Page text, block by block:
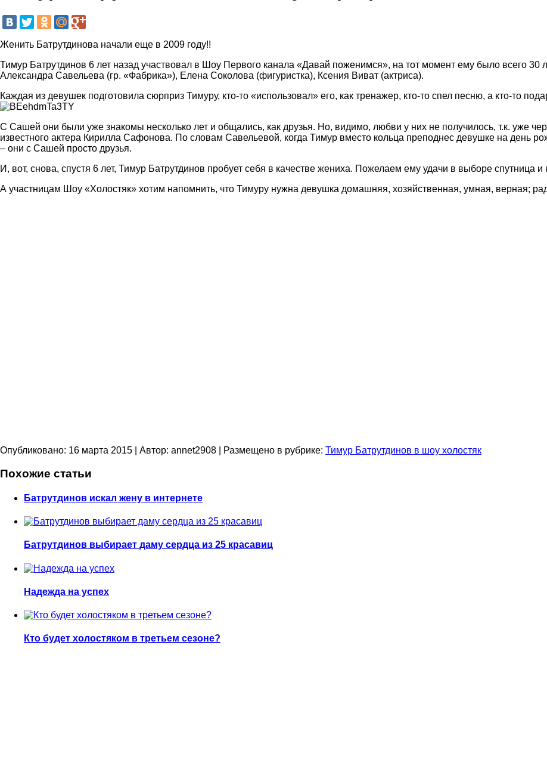
Женить Батрутдинова начали еще в 2009 году!!
Тимур Батрутдинов 6 лет назад участвовал в Шоу Первого канала «Давай поженимся», на тот момент ему было всего 30
Александра Савельева (гр. «Фабрика»), Елена Соколова (фигуристка), Ксения Виват (актриса).
Каждая из девушек подготовила сюрприз Тимуру, кто-то «использовал» его, как тренажер, кто-то спел песню, а кто-то
С Сашей они были уже знакомы несколько лет и общались, как друзья. Но, видимо, любви у них не получилось, т.к. уже
известного актера Кирилла Сафонова. По словам Савельевой, когда Тимур вместо кольца преподнес девушке на день
– они с Сашей просто друзья.
И, вот, снова, спустя 6 лет, Тимур Батрутдинов пробует себя в качестве жениха. Пожелаем ему удачи в выборе спутница
А участницам Шоу «Холостяк» хотим напомнить, что Тимуру нужна девушка домашняя, хозяйственная, умная, верная;
Опубликовано: 16 марта 2015 | Автор: annet2908 | Размещено в рубрике: Тимур Батрутдинов в шоу холостяк
Похожие статьи
Батрутдинов искал жену в интернете
Батрутдинов выбирает даму сердца из 25 красавиц
Надежда на успех
Кто будет холостяком в третьем сезоне?